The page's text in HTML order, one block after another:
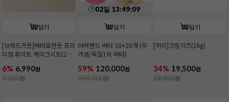
담기
[브레드가든]버터로만든 프리
미엄 화이트 케이크시트(2호/
6% 6,990원
7,500원
02일 13:49:07
담기
아머랜드 버터 20+20개 (무
가염/독일1위 버터)
59% 120,000원
299,000원
담기
[끼리]크림치즈(1kg)
34% 19,500원
29,800원